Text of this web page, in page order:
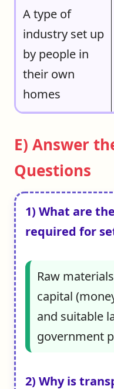
A type of
industry set up
by people in
their own
homes
E) Answer
Questions
1) What are
required for
Raw
capital
and suitable
government
2) Why is